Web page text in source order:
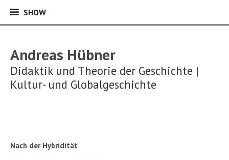
SHOWSHOW
content
Andreas Hübner
Didaktik und Theorie der Geschichte |
Kultur- und Globalgeschichte
Nach der Hybridität